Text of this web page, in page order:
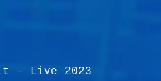
– Live 2023